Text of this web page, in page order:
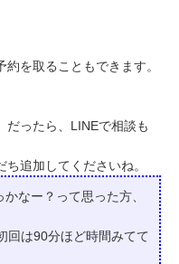
を取ることもできます。
だったら、LINEで相談も
追加してくださいね。
かなー？って思った方、
回は90分ほど時間みてて